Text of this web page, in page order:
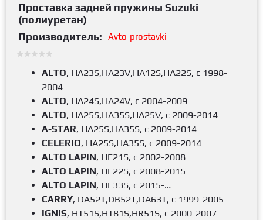
Проставка задней пружины Suzuki
(полиуретан)
Производитель:
Avto-prostavki
ALTO, HA23S,HA23V,HA12S,HA22S, c 1998-
2004
ALTO, HA24S,HA24V, c 2004-2009
ALTO, HA25S,HA35S,HA25V, c 2009-2014
A-STAR, HA25S,HA35S, c 2009-2014
CELERIO, HA25S,HA35S, c 2009-2014
ALTO LAPIN, HE21S, c 2002-2008
ALTO LAPIN, HE22S, c 2008-2015
ALTO LAPIN, HE33S, c 2015-…
CARRY, DA52T,DB52T,DA63T, c 1999-2005
IGNIS, HT51S,HT81S,HR51S, c 2000-2007